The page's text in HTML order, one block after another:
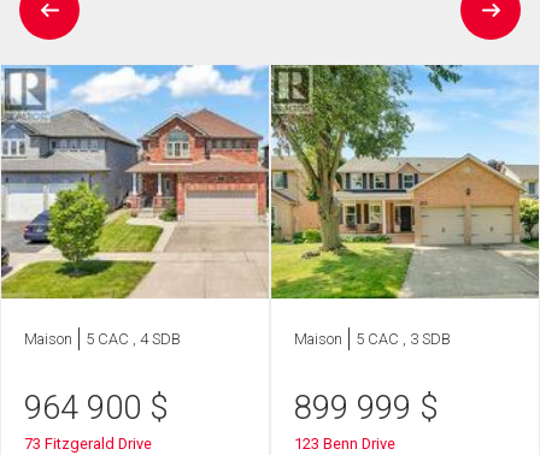
Maison 5 CAC , 4 SDB
964 900 $
73 Fitzgerald Drive
Maison 5 CAC , 3 SDB
899 999 $
123 Benn Drive